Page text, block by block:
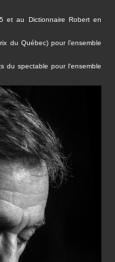
et au Dictionnaire Robert en
du Québec) pour l’ensemble
du spectable pour l'ensemble